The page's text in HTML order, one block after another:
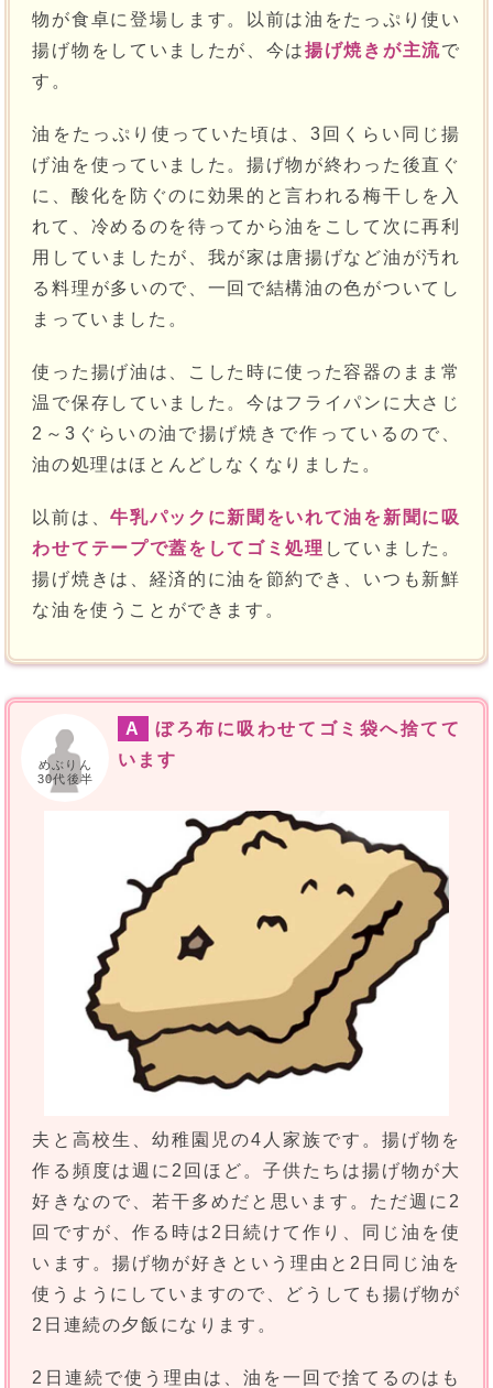
物が食卓に登場します。以前は油をたっぷり使い
揚げ物をしていましたが、今は揚げ焼きが主流で
す。
油をたっぷり使っていた頃は、3回くらい同じ揚
げ油を使っていました。揚げ物が終わった後直ぐ
に、酸化を防ぐのに効果的と言われる梅干しを入
れて、冷めるのを待ってから油をこして次に再利
用していましたが、我が家は唐揚げなど油が汚れ
る料理が多いので、一回で結構油の色がついてし
まっていました。
使った揚げ油は、こした時に使った容器のまま常
温で保存していました。今はフライパンに大さじ
2～3ぐらいの油で揚げ焼きで作っているので、
油の処理はほとんどしなくなりました。
以前は、牛乳パックに新聞をいれて油を新聞に吸
わせてテープで蓋をしてゴミ処理 していました。
揚げ焼きは、経済的に油を節約でき、いつも新鮮
な油を使うことができます。
めぶりん
30代後半
A
ぼろ布に吸わせてゴミ袋へ捨てて
います
夫と高校生、幼稚園児の4人家族です。揚げ物を
作る頻度は週に2回ほど。子供たちは揚げ物が大
好きなので、若干多めだと思います。ただ週に2
回ですが、作る時は2日続けて作り、同じ油を使
います。揚げ物が好きという理由と2日同じ油を
使うようにしていますので、どうしても揚げ物が
2日連続の夕飯になります。
2日連続で使う理由は、油を一回で捨てるのはも